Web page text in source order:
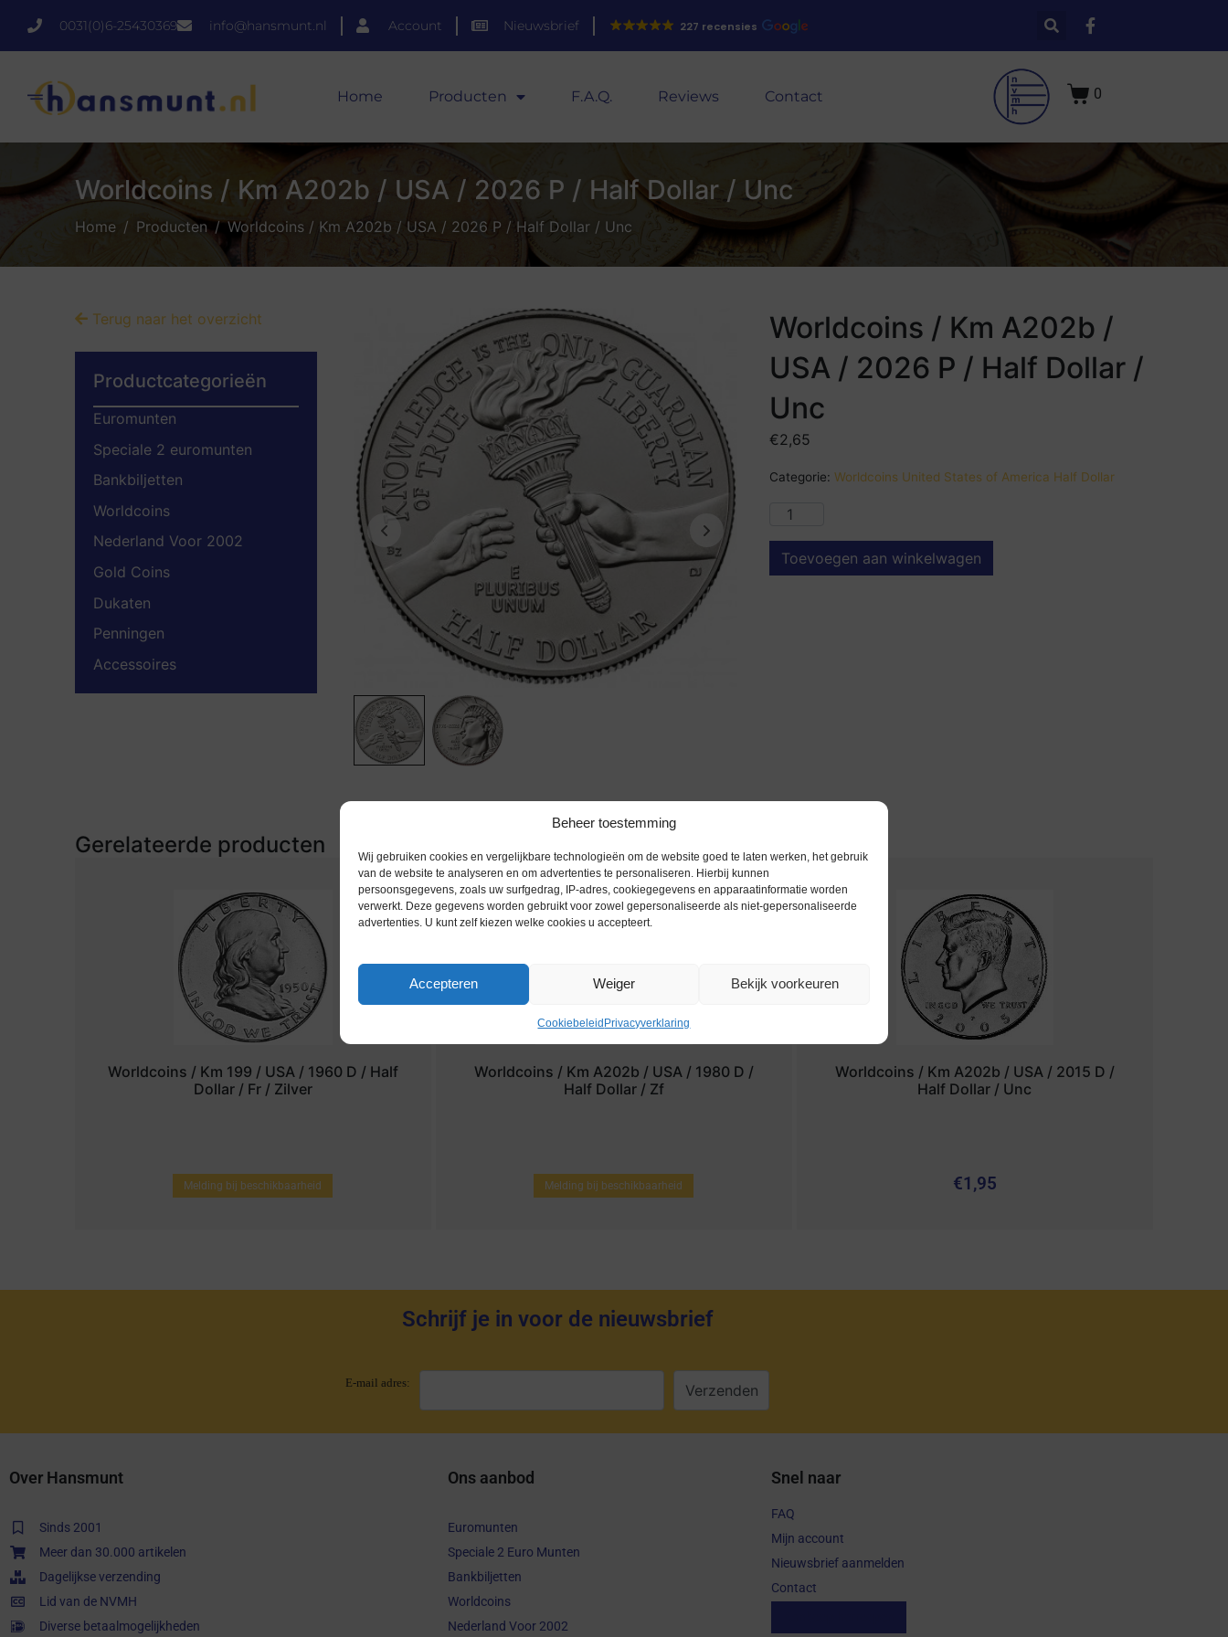
Beheer toestemming
Wij gebruiken cookies en vergelijkbare technologieën om de website goed te laten werken, het gebruik
van de website te analyseren en om advertenties te personaliseren. Hierbij kunnen
persoonsgegevens, zoals uw surfgedrag, IP-adres, cookiegegevens en apparaatinformatie worden
verwerkt. Deze gegevens worden gebruikt voor zowel gepersonaliseerde als niet-gepersonaliseerde
advertenties. U kunt zelf kiezen welke cookies u accepteert.
Accepteren Weiger Bekijk voorkeuren
CookiebeleidPrivacyverklaring
0031(0)6-25430369 info@hansmunt.nl Account Nieuwsbrief 227 recensies
Home Producten F.A.Q. Reviews Contact 0
Worldcoins / Km A202b / USA / 2026 P / Half Dollar / Unc
Home Producten Worldcoins / Km A202b / USA / 2026 P / Half Dollar / Unc
Worldcoins / Km A202b /
USA / 2026 P / Half Dollar /
Unc
€2,65
Categorie: Worldcoins United States of America Half Dollar
Toevoegen aan winkelwagen
Terug naar het overzicht
Productcategorieën
Euromunten
Speciale 2 euromunten
Bankbiljetten
Worldcoins
Nederland Voor 2002
Gold Coins
Dukaten
Penningen
Accessoires
Gerelateerde producten
Worldcoins / Km 199 / USA / 1960 D / Half
Dollar / Fr / Zilver
Melding bij beschikbaarheid
Worldcoins / Km A202b / USA / 1980 D /
Half Dollar / Zf
Melding bij beschikbaarheid
Worldcoins / Km A202b / USA / 2015 D /
Half Dollar / Unc
€1,95
Schrijf je in voor de nieuwsbrief
E-mail adres:
Over Hansmunt
Sinds 2001
Meer dan 30.000 artikelen
Dagelijkse verzending
Lid van de NVMH
Diverse betaalmogelijkheden
Ons aanbod
Euromunten
Speciale 2 Euro Munten
Bankbiljetten
Worldcoins
Nederland Voor 2002
Snel naar
FAQ
Mijn account
Nieuwsbrief aanmelden
Contact